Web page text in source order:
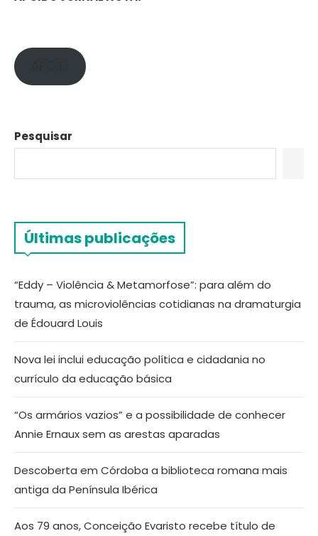
Pesquisar
Últimas publicações
“Eddy – Violência & Metamorfose”: para além do
trauma, as microviolências cotidianas na dramaturgia
de Édouard Louis
Nova lei inclui educação política e cidadania no
currículo da educação básica
“Os armários vazios” e a possibilidade de conhecer
Annie Ernaux sem as arestas aparadas
Descoberta em Córdoba a biblioteca romana mais
antiga da Península Ibérica
Aos 79 anos, Conceição Evaristo recebe título de